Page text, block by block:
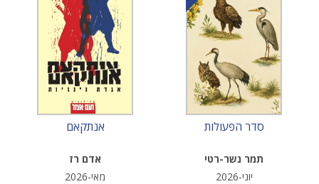
סדר הפעולות
תמר נשר-רטי
יוני-2026
אנתקאם
אדם רז
מאי-2026